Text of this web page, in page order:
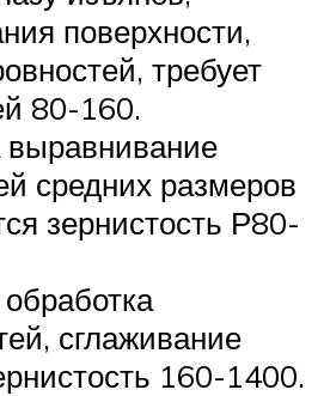
поверхности,
требует
80-160.
средних размеров
зернистость Р80-
сглаживание
160-1400.